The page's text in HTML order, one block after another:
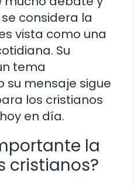
considera la
vista como una
Su
tema
su mensaje sigue
los cristianos
en día.
la
cristianos?